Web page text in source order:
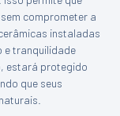
comprometer a
instaladas
e tranquilidade
estará protegido
que seus